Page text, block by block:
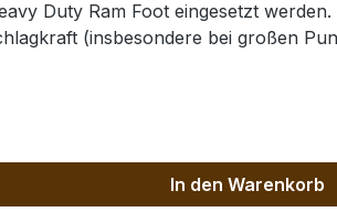
Duty Ram Foot eingesetzt
(insbesondere bei großen
In den Warenkorb